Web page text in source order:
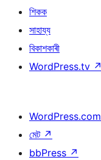
শিকক
সাহায্য
বিকাশকাৰী
WordPress.tv ↗
WordPress.com
মেট ↗
bbPress ↗